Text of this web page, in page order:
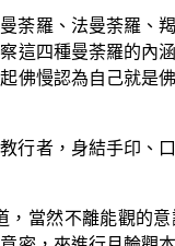
羅、法曼荼羅、
四種曼荼羅的內
佛慢認為自己就是
行者，身結手印、
當然不離能觀的